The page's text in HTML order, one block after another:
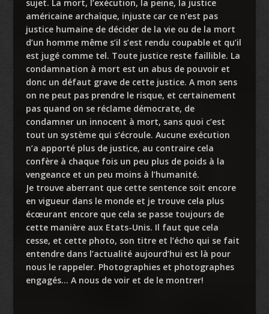
sujet. La mort, l’exécution, la peine, la justice
américaine archaïque, injuste car ce n’est pas
justice humaine de décider de la vie ou de la mort
d’un homme même s’il s’est rendu coupable et qu’il
est jugé comme tel. Toute justice reste faillible. La
condamnation à mort est un abus de pouvoir et
donc un défaut grave de cette justice. A mon sens
on ne peut pas prendre le risque, et certainement
pas quand on se réclame démocrate, de
condamner un innocent à mort, sans quoi c’est
tout un système qui s’écroule. Aucune exécution
n’a apporté plus de justice, au contraire cela
confère à chaque fois un peu plus de poids à la
vengeance et un peu moins à l’humanité.
Je trouve aberrant que cette sentence soit encore
en vigueur dans le monde et je trouve cela plus
écœurant encore que cela se passe toujours de
cette manière aux Etats-Unis. Il faut que cela
cesse, et cette photo, son titre et l’écho qui se fait
entendre dans l’actualité aujourd’hui est là pour
nous le rappeler. Photographies et photographes
engagés… A nous de voir et de le montrer!